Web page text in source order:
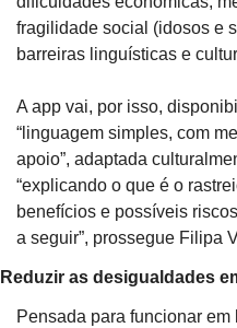
fragilidade social (idosos e
barreiras linguísticas e
A app vai, por isso,
“linguagem simples, com
apoio”, adaptada
“explicando o que é o
benefícios e possíveis
a seguir”, prossegue Filipa
Reduzir as desigualdades
Pensada para funcionar